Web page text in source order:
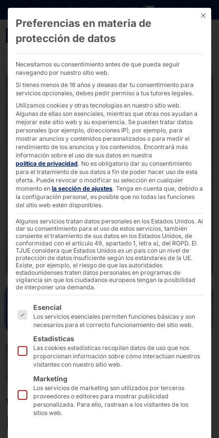
Ir directamente al contenido
DESCARGASINVERSORESCARRERA B2B SHOP
Monitores táctiles con
10,1" - 27"
Monitores táctiles
Este
Preferencias en materia de
protección de datos
Necesitamos su consentimiento antes de que pueda seguir
navegando por nuestro sitio web.
Si tienes menos de 16 años y deseas dar tu consentimiento para
servicios opcionales, debes pedir permiso a tus tutores legales.
Utilizamos cookies y otras tecnologías en nuestro sitio web.
Algunas de ellas son esenciales, mientras que otras nos ayudan a
mejorar este sitio web y su experiencia. Se pueden tratar datos
personales (por ejemplo, direcciones IP), por ejemplo, para
mostrar anuncios y contenidos personalizados o para medir el
rendimiento de los anuncios y los contenidos. Encontrará más
información sobre el uso de sus datos en nuestra
política de privacidad. No es obligatorio dar su consentimiento
para el tratamiento de sus datos a fin de poder hacer uso de esta
oferta. Puede revocar o modificar su selección en cualquier
momento en la sección de ajustes. Tenga en cuenta que, debido a
la configuración personal, es posible que no todas las funciones
del sitio web estén disponibles.
Algunos servicios tratan datos personales en los Estados Unidos. Al
dar su consentimiento para el uso de estos servicios, también
consiente el tratamiento de sus datos en los Estados Unidos, de
conformidad con el artículo 49, apartado 1, letra a), del RGPD. El
TJUE considera que Estados Unidos es un país con un nivel de
protección de datos insuficiente según los estándares de la UE.
Existe, por ejemplo, el riesgo de que las autoridades
estadounidenses traten datos personales en programas de
vigilancia sin que los ciudadanos europeos tengan la posibilidad
de interponer una demanda.
A continuación se enumeran los grupos de servicios
Esencial
Los servicios esenciales permiten funciones básicas y son
necesarios para el correcto funcionamiento del sitio web.
Estadísticas
Las cookies estadísticas recopilan datos de uso que nos
proporcionan información sobre cómo interactúan nuestros
visitantes con nuestro sitio web.
Marketing
Los servicios de marketing son utilizados por terceros
proveedores o editores para mostrar publicidad
personalizada. Para ello, rastrean a los visitantes de los
sitios web.